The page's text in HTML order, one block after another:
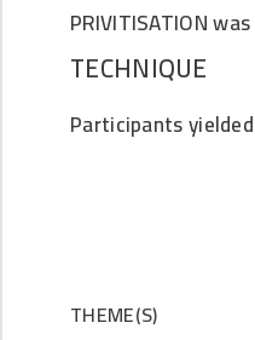
PRIVITISATION
TECHNIQUE
Participants
THEME(S)